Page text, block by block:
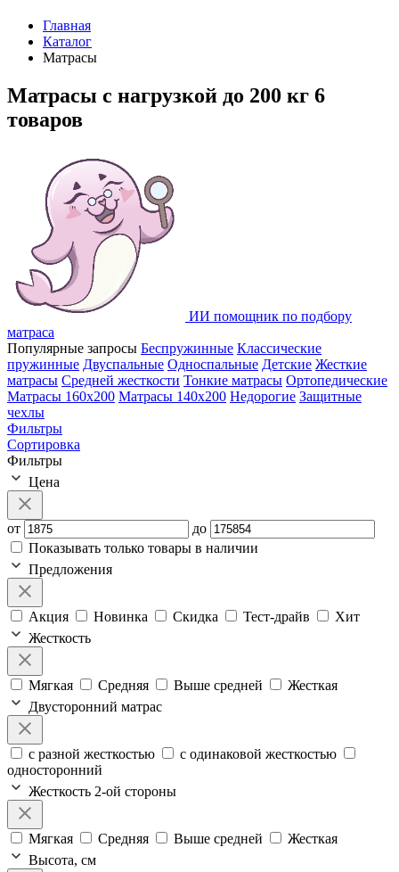
Главная
Каталог
Матрасы
Матрасы с нагрузкой до 200 кг 6
товаров
ИИ помощник по подбору
матраса
Популярные запросы Беспружинные Классические
пружинные Двуспальные Односпальные Детские Жесткие
матрасы Средней жесткости Тонкие матрасы Ортопедические
Матрасы 160х200 Матрасы 140х200 Недорогие Защитные
чехлы
Фильтры
Сортировка
Фильтры
Цена
от
до
Показывать только товары в наличии
Предложения
Акция Новинка Скидка Тест-драйв
Хит
Жесткость
Мягкая Средняя Выше средней
Жесткая
Двусторонний матрас
с разной жесткостью
с одинаковой жесткостью
односторонний
Жесткость 2-ой стороны
Мягкая Средняя Выше средней
Жесткая
Высота, см